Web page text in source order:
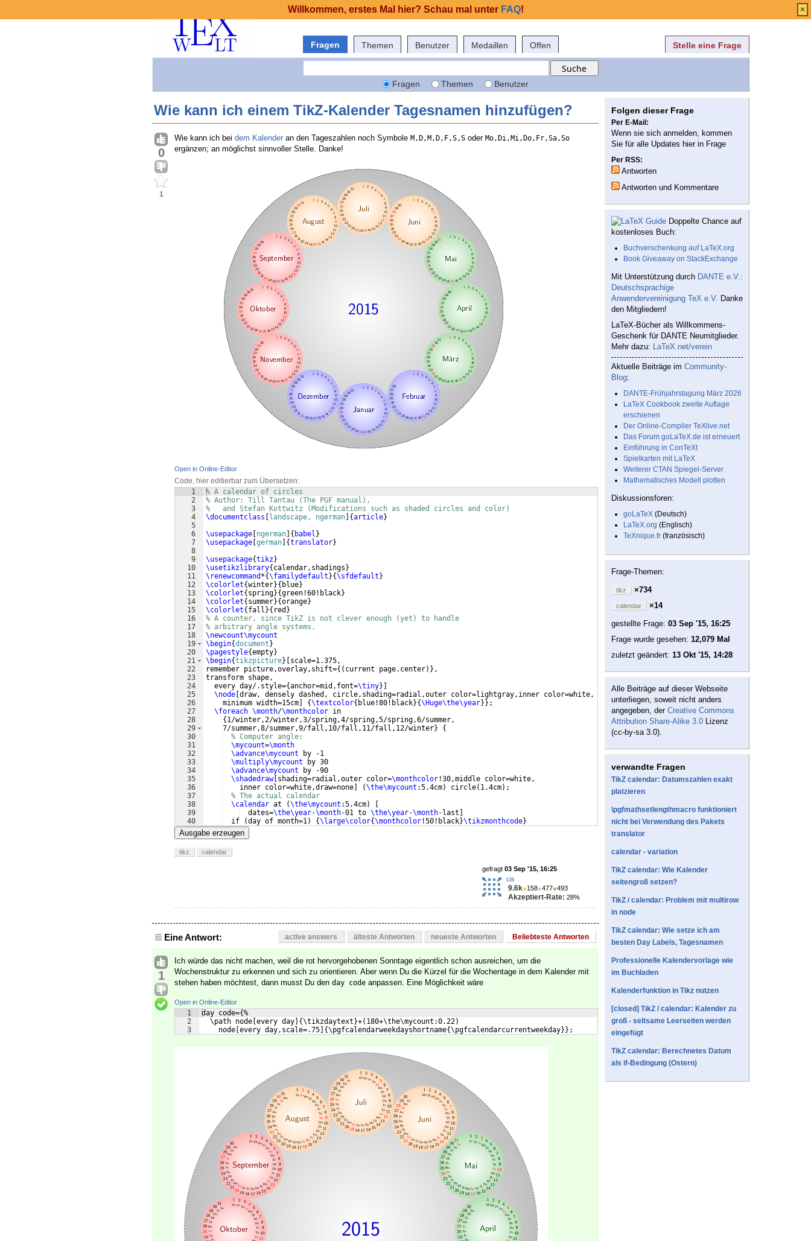
Fragen Themen Benutzer Medaillen Offen Stelle eine Frage
Fragen Themen Benutzer
Wie kann ich einem TikZ-Kalender Tagesnamen hinzufügen?
0
1
Wie kann ich bei dem Kalender an den Tageszahlen noch Symbole M,D,M,D,F,S,S oder Mo,Di,Mi,Do,Fr,Sa,So
ergänzen; an möglichst sinnvoller Stelle. Danke!
Open in Online-Editor
Code, hier editierbar zum Übersetzen:
1
2
3
4
5
6
7
8
9
10
11
12
13
14
15
16
17
18
19
20
21
22
23
24
25
26
27
28
29
30
31
32
33
34
35
36
37
38
39
40
41
% A calendar of circles
% Author: Till Tantau (The PGF manual),
%   and Stefan Kottwitz (Modifications such as shaded circles and color)
\documentclass
landscape, ngerman {article}
\usepackage ngerman { babel }
\usepackage german {translator}
\usepackage{tikz}
\usetikzlibrary{ calendar,shadings }
\renewcommand *{\familydefault }{\sfdefault }
\colorlet{winter}{ blue}
\colorlet{ spring}{green!60!black}
\colorlet{ summer}{orange}
\colorlet{ fall }{ red }
% A counter, since TikZ is not clever enough (yet) to handle
% arbitrary angle systems.
\newcount\mycount
\begin{document }
\pagestyle{empty}
\begin{tikzpicture}
scale=1.375,
remember picture,overlay,shift={( current page.center)} ,
transform shape,
  every day/.style=
{anchor=mid,font=\tiny}]
\node draw, densely dashed, circle,shading=radial,outer color=lightgray,inner color=white,
    minimum width=15cm
{\textcolor{ blue!80!black}{\Huge\the\year}} ;
\foreach \month/\monthcolor in
{ 1/winter,2/winter,3/spring,4/spring,5/spring,6/summer,
    7/summer,8/summer,9/fall,10/fall,11/fall,12/winter
}
{
% Computer angle:
\mycount=\month
\advance\mycount by -1
\multiply\mycount by 30
\advance\mycount by -90
\shadedraw[ shading=radial,outer color=\monthcolor !30,middle color=white,
    inner color=white,draw=none
(\the\mycount :5.4cm) circle( 1.4cm) ;
% The actual calendar
\calendar at (\the\mycount :5.4cm)
  dates=
\the\year-\month-01 to \the\year-\month-last
  if
(day of month=1) {\large\color{\monthcolor !50!black}\tikzmonthcode}
  if
(Sunday
Ausgabe erzeugen
tikz calendar
gefragt 03 Sep '15, 16:25
cis
9.6k●158●477●493
Akzeptiert-Rate: 28%
Eine Antwort: active answers älteste Antworten neueste Antworten Beliebteste Antworten
1
Ich würde das nicht machen, weil die rot hervorgehobenen Sonntage eigentlich schon ausreichen, um die
Wochenstruktur zu erkennen und sich zu orientieren. Aber wenn Du die Kürzel für die Wochentage in dem Kalender mit
stehen haben möchtest, dann musst Du den day code anpassen. Eine Möglichkeit wäre
Open in Online-Editor
1
2
3
day code={%
  \path node[every day]{\tikzdaytext}+(180+\the\mycount:0.22)
    node[every day,scale=.75]{\pgfcalendarweekdayshortname{\pgfcalendarcurrentweekday}};
Folgen dieser Frage
Per E-Mail:
Wenn sie sich anmelden, kommen
Sie für alle Updates hier in Frage
Per RSS:
Antworten
Antworten und Kommentare
Doppelte Chance auf
kostenloses Buch:
Buchverschenkung auf LaTeX.org
Book Giveaway on StackExchange
Mit Unterstützung durch DANTE e.V.:
Deutschsprachige
Anwendervereinigung TeX e.V. Danke
den Mitgliedern!
LaTeX-Bücher als Willkommens-
Geschenk für DANTE Neumitglieder.
Mehr dazu: LaTeX.net/verein
Aktuelle Beiträge im Community-
Blog:
DANTE-Frühjahrstagung März 2026
LaTeX Cookbook zweite Auflage
erschienen
Der Online-Compiler TeXlive.net
Das Forum goLaTeX.de ist erneuert
Einführung in ConTeXt
Spielkarten mit LaTeX
Weiterer CTAN Spiegel-Server
Mathematisches Modell plotten
Diskussionsforen:
goLaTeX (Deutsch)
LaTeX.org (Englisch)
TeXnique.fr (französisch)
Frage-Themen:
tikz ×734
calendar
×14
gestellte Frage: 03 Sep '15, 16:25
Frage wurde gesehen: 12,079 Mal
zuletzt geändert: 13 Okt '15, 14:28
Alle Beiträge auf dieser Webseite
unterliegen, soweit nicht anders
angegeben, der Creative Commons
Attribution Share-Alike 3.0 Lizenz
(cc-by-sa 3.0).
verwandte Fragen
TikZ calendar: Datumszahlen exakt
platzieren
\pgfmathsetlengthmacro funktioniert
nicht bei Verwendung des Pakets
translator
calendar - variation
TikZ calendar: Wie Kalender
seitengroß setzen?
TikZ / calendar: Problem mit multirow
in node
TikZ calendar: Wie setze ich am
besten Day Labels, Tagesnamen
Professionelle Kalendervorlage wie
im Buchladen
Kalenderfunktion in Tikz nutzen
[closed] TikZ / calendar: Kalender zu
groß - seltsame Leerseiten werden
eingefügt
TikZ calendar: Berechnetes Datum
als if-Bedingung (Ostern)
Willkommen, erstes Mal hier? Schau mal unter FAQ! ×